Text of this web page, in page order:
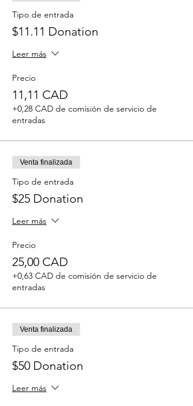
Tipo de entrada
$11.11 Donation
Leer más
Precio
11,11 CAD
+0,28 CAD de comisión de servicio de
entradas
Venta finalizada
Tipo de entrada
$25 Donation
Leer más
Precio
25,00 CAD
+0,63 CAD de comisión de servicio de
entradas
Venta finalizada
Tipo de entrada
$50 Donation
Leer más